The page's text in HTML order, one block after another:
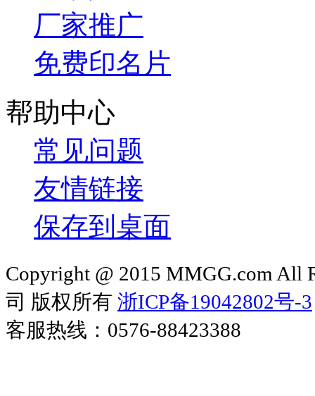
厂家推广
免费印名片
帮助中心
常见问题
友情链接
保存到桌面
Copyright @ 2015 MMGG.com All
司 版权所有 浙ICP备19042802号-3
客服热线：0576-88423388